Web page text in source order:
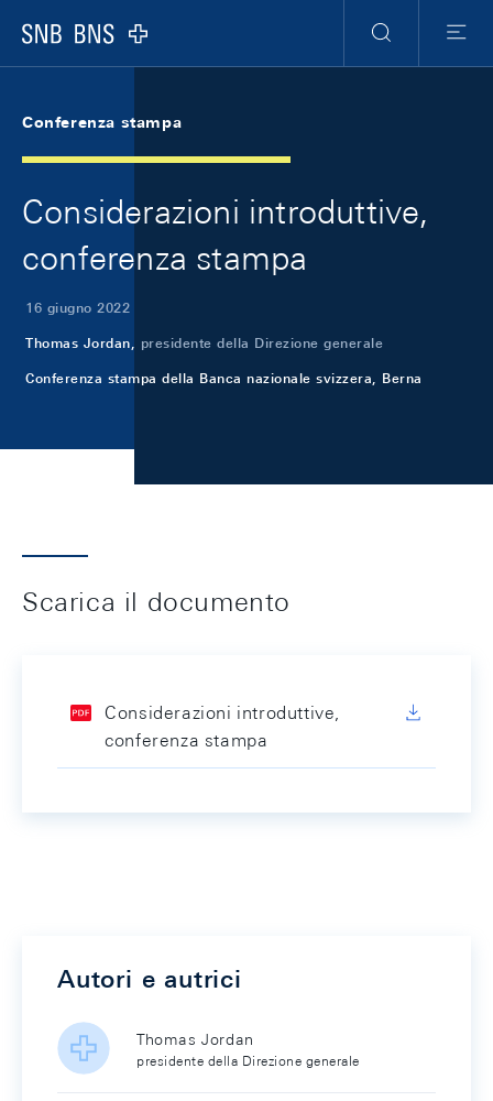
Logo
Ricerca
Menu
Conferenza stampa
Considerazioni introduttive,
conferenza stampa
16 giugno 2022
Thomas Jordan, presidente della Direzione generale
Conferenza stampa della Banca nazionale svizzera, Berna
Scarica il documento
Considerazioni introduttive,
conferenza stampa
Autori e autrici
Thomas Jordan
presidente della Direzione generale